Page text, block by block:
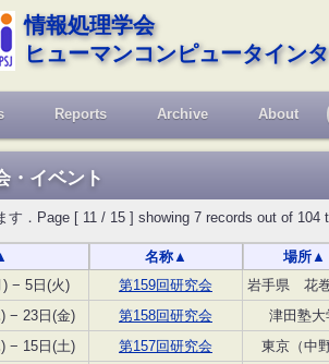
情報処理学会
ヒューマンコンピュータイン
Reports Archive About
・イベント
す．Page [ 11 / 15 ] showing 7 records out of
名称 ▲ 場所 ▲
) − 5日(火)
第159回研究会
岩手県 花
− 23日(金)
第158回研究会
津田塾大
− 15日(土)
第157回研究会
東京（中